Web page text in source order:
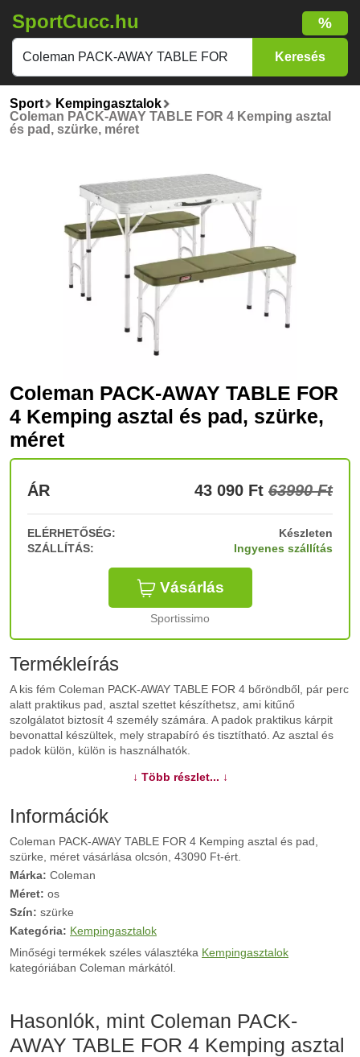
SportCucc.hu %
Sport
Kempingasztalok
Coleman PACK-AWAY TABLE FOR 4 Kemping asztal
és pad, szürke, méret
Coleman PACK-AWAY TABLE FOR
4 Kemping asztal és pad, szürke,
méret
ÁR 43 090 Ft 63990 Ft
ELÉRHETŐSÉG:
Készleten
SZÁLLÍTÁS:
Ingyenes szállítás
Vásárlás
Sportissimo
Termékleírás
A kis fém Coleman PACK-AWAY TABLE FOR 4 bőröndből, pár perc
alatt praktikus pad, asztal szettet készíthetsz, ami kitűnő
szolgálatot biztosít 4 személy számára. A padok praktikus kárpit
bevonattal készültek, mely strapabíró és tisztítható. Az asztal és
padok külön, külön is használhatók.
↓ Több részlet... ↓
Információk
Coleman PACK-AWAY TABLE FOR 4 Kemping asztal és pad,
szürke, méret vásárlása olcsón, 43090 Ft-ért.
Márka: Coleman
Méret: os
Szín: szürke
Kategória: Kempingasztalok
Minőségi termékek széles választéka Kempingasztalok
kategóriában Coleman márkától.
Hasonlók, mint Coleman PACK-
AWAY TABLE FOR 4 Kemping asztal